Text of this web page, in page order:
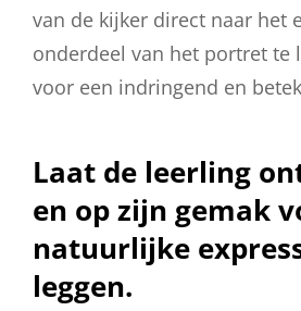
van de kijker direct naar het
onderdeel van het portret te
voor een indringend en
Laat de leerling
en op zijn gemak
natuurlijke
leggen.